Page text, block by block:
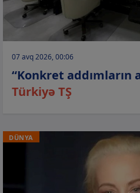
07 avq 2026, 00:06
“Konkret addımların
Türkiyə TŞ
DÜNYA